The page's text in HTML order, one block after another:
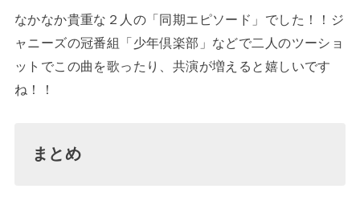
なかなか貴重な２人の「同期エピソード」でした！！ジ
ャニーズの冠番組「少年倶楽部」などで二人のツーショ
ットでこの曲を歌ったり、共演が増えると嬉しいです
ね！！
まとめ